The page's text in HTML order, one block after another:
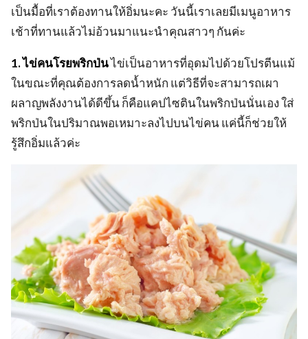
เป็นมื้อที่เราต้องทานให้อิ่มนะคะ วันนี้เราเลยมีเมนูอาหาร
เช้าที่ทานแล้วไม่อ้วนมาแนะนำคุณสาวๆ กันค่ะ
1. ไข่คนโรยพริกป่นไข่เป็นอาหารที่อุดมไปด้วยโปรตีนแม้
ในขณะที่คุณต้องการลดน้ำหนัก แต่วิธีที่จะสามารถเผา
ผลาญพลังงานได้ดีขึ้น ก็คือแคปไซตินในพริกป่นนั่นเอง ใส่
พริกป่นในปริมาณพอเหมาะลงไปบนไข่คน แค่นี้ก็ช่วยให้
รู้สึกอิ่มแล้วค่ะ